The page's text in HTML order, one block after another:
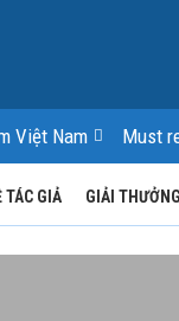
Việt Nam Must
TÁC GIẢ GIẢI THƯỞNG